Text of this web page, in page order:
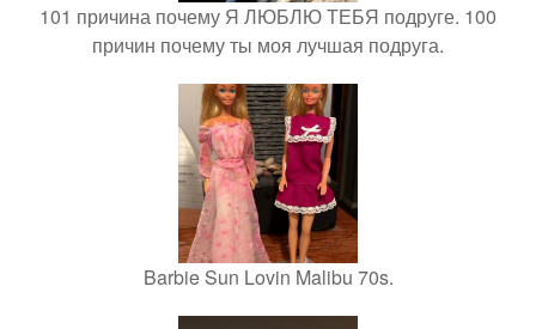
101 причина почему Я ЛЮБЛЮ ТЕБЯ подруге. 100
причин почему ты моя лучшая подруга.
Barbie Sun Lovin Malibu 70s.